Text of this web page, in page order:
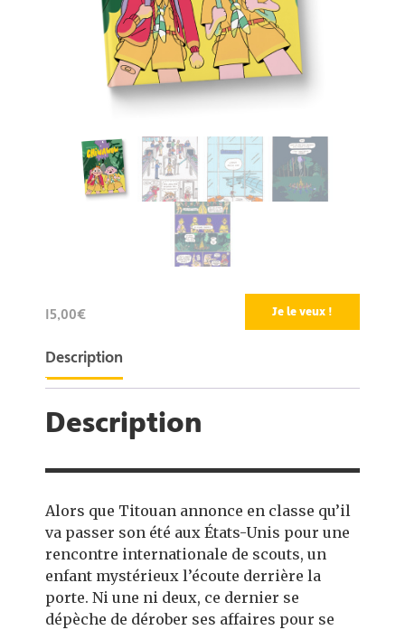
15,00€ Je le veux !
Description
Description
Alors que Titouan annonce en classe qu’il
va passer son été aux États-Unis pour une
rencontre internationale de scouts, un
enfant mystérieux l’écoute derrière la
porte. Ni une ni deux, ce dernier se
dépèche de dérober ses affaires pour se